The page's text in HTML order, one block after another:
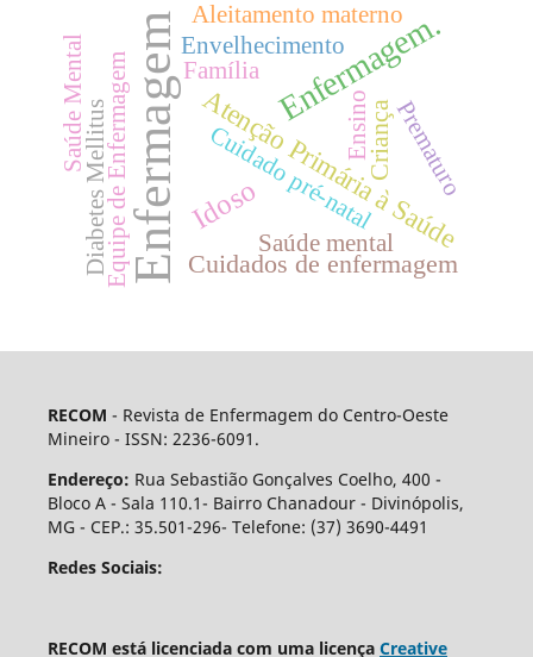
Enfermagem Enfermagem.
Idoso
Atenção Primária à Saúde
Cuidados de enfermagem
Criança
Cuidado pré-natal
Envelhecimento
Família
Aleitamento materno
Equipe de Enfermagem Ensino
Diabetes Mellitus Saúde mental
Prematuro
Saúde Mental
RECOM - Revista de Enfermagem do Centro-Oeste
Mineiro - ISSN: 2236-6091.
Endereço: Rua Sebastião Gonçalves Coelho, 400 -
Bloco A - Sala 110.1- Bairro Chanadour - Divinópolis,
MG - CEP.: 35.501-296- Telefone: (37) 3690-4491
Redes Sociais:
RECOM está licenciada com uma licença Creative